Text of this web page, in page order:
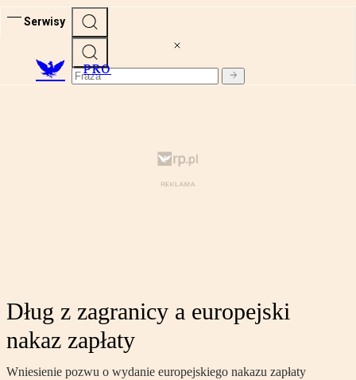
Serwisy
PRO
Dług z zagranicy a europejski
nakaz zapłaty
Wniesienie pozwu o wydanie europejskiego nakazu zapłaty